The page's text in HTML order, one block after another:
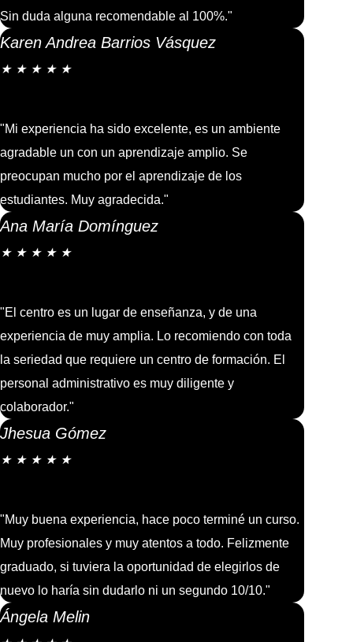
Sin duda alguna recomendable al 100%."
Karen Andrea Barrios Vásquez
★ ★ ★ ★ ★
"Mi experiencia ha sido excelente, es un ambiente
agradable un con un aprendizaje amplio. Se
preocupan mucho por el aprendizaje de los
estudiantes. Muy agradecida."
Ana María Domínguez
★ ★ ★ ★ ★
"El centro es un lugar de enseñanza, y de una
experiencia de muy amplia. Lo recomiendo con toda
la seriedad que requiere un centro de formación. El
personal administrativo es muy diligente y
colaborador."
Jhesua Gómez
★ ★ ★ ★ ★
"Muy buena experiencia, hace poco terminé un curso.
Muy profesionales y muy atentos a todo. Felizmente
graduado, si tuviera la oportunidad de elegirlos de
nuevo lo haría sin dudarlo ni un segundo 10/10."
Ángela Melin